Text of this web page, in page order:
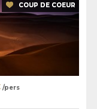
COUP DE COEUR
/pers